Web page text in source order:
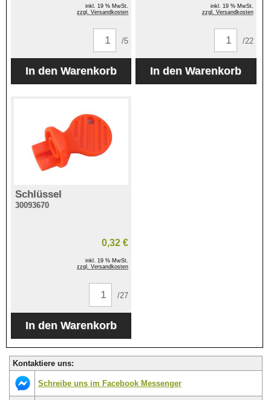
inkl. 19 % MwSt.
zzgl. Versandkosten
/5
inkl. 19 % MwSt.
zzgl. Versandkosten
/22
Schlüssel
30093670
0,32 €
inkl. 19 % MwSt.
zzgl. Versandkosten
/27
Kontaktiere uns:
Schreibe uns im Facebook Messenger